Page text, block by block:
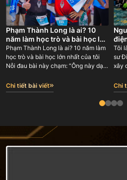
Phạm Thành Long là ai? 10
năm làm học trò và bài học lớn
nhất của tôi
Phạm Thành Long là ai? 10 năm làm
học trò và bài học lớn nhất của tôi
Nỗi đau bài này chạm: “Ông này dạy
học từ ai? Có ai đứng sau bảo chứng,
hay lại một người tự phong ‘chuyên
Chi tiết bài viết
lập
Tôi
sư
xây
cho
Chi